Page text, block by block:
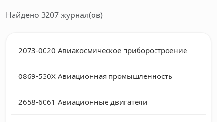
Найдено 3207 журнал(ов)
2073-0020 Авиакосмическое приборостроение
0869-530X Авиационная промышленность
2658-6061 Авиационные двигатели